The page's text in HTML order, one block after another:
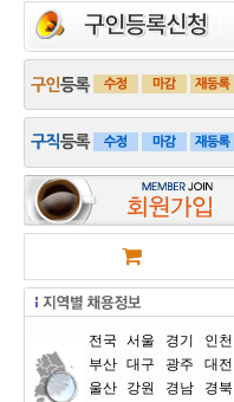
전국 서울 경기
인천
부산 대구 광주
대전
울산
강원 경남
경북